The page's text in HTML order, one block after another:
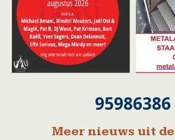
95986386
Meer nieuws uit